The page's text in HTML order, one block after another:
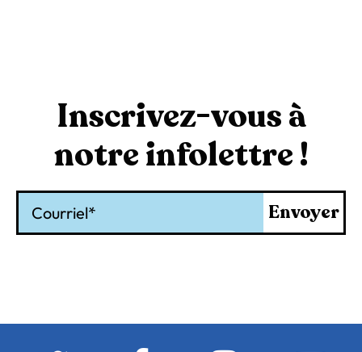
Inscrivez-vous à
notre infolettre !
Envoyer